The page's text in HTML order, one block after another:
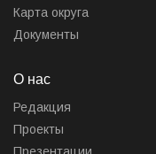
Карта округа
Документы
О нас
Редакция
Проекты
Презентации